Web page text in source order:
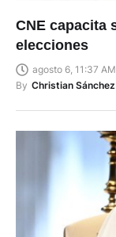
CNE capacita
elecciones
agosto 6, 11:37 AM
By Christian